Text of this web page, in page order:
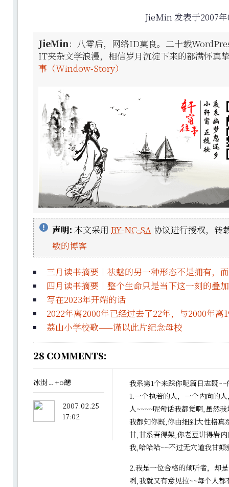
JieMin 发表于2007
JieMin：八零后，网络ID莫良。二十载
IT夹杂文学浪漫，相信岁月沉淀下来的都满怀真
事（Window-Story）
声明: 本文采用 BY-NC-SA 协议进行授权，转
敏的博客
三月读书摘要｜祛魅的另一种形态不是拥有，
四月读书摘要｜整个生命只是当下这一刻的叠加
写在2023年开端的话
2022年离2000年已经过去了22年，与2000年离
荔山小学校歌——谨以此片纪念母校
28 COMMENTS:
我系第1个来踩你呢篇日志既
1.一个执着的人，一个内向的
人~~~~呢句话我都觉啊,虽然
我都知你既,你由细到大性格真
甘,甘系吾得架,你老豆讲得岩
我,哈哈哈~~不过无穴道我甘颠
2.我是一位合格的倾听者，却
咧,我就又有意见拉~~每个人
冰湗﹎+o纞
2007.02.25
17:02